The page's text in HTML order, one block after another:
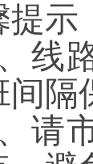
提示
、线
间隔
、请